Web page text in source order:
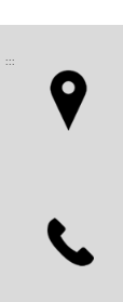
:::